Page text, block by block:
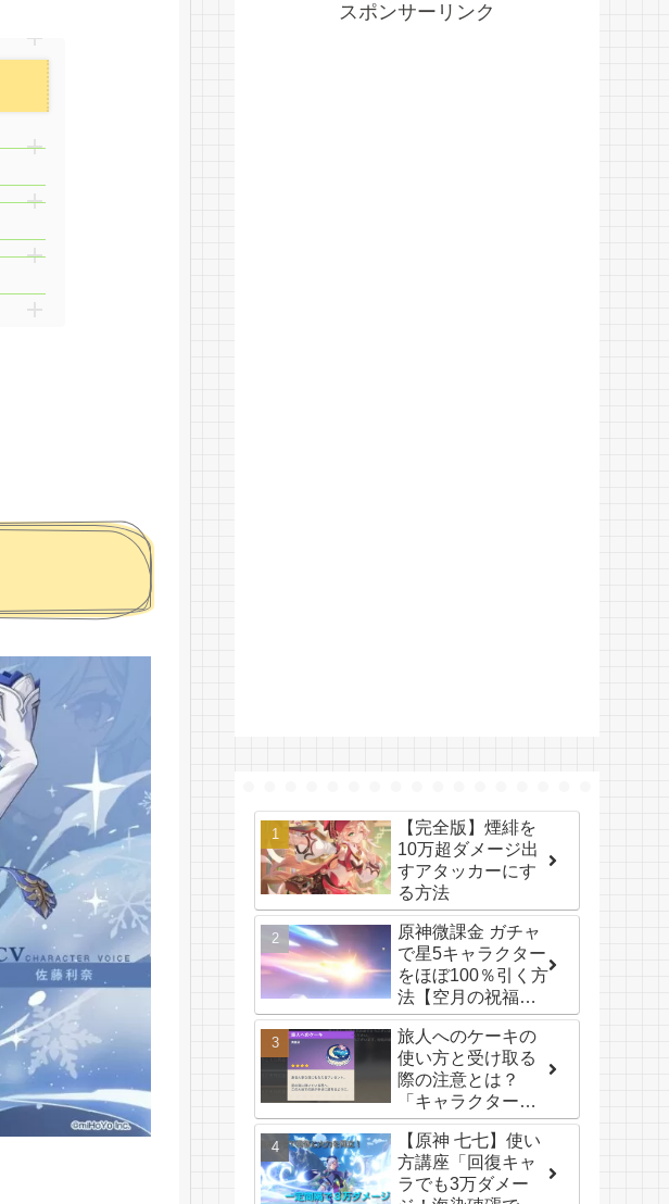
スポンサーリンク
【完全版】煙緋を
10万超ダメージ出
すアタッカーにす
る方法
原神微課金 ガチャ
で星5キャラクター
をほぼ100％引く方
法【空月の祝福と
天空紀行のみ】
旅人へのケーキの
使い方と受け取る
際の注意とは？
「キャラクターお
祝いボイスメッセ
ージ一覧」【2024
年版】
【原神 七七】使い
方講座「回復キャ
ラでも3万ダメー